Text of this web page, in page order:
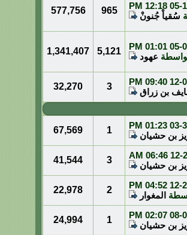
05-
12:18 PM
سُقياْ جُنونْ
965
577,756
05-
01:01 PM
عهود
5,121
1,341,407
12-
09:40 PM
بن زراق
3
32,270
03-
01:23 PM
بن حشيان
1
67,569
12-
06:46 AM
بن حشيان
3
41,544
12-
04:52 PM
المغوار
2
22,978
08-
02:07 PM
بن حشيان
1
24,994